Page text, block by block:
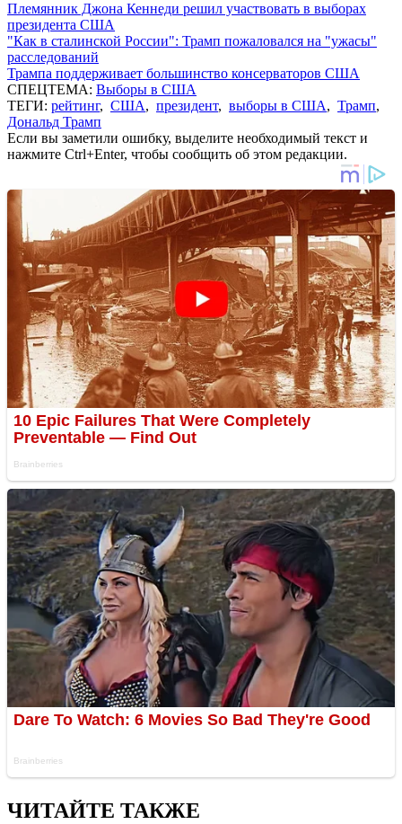
Племянник Джона Кеннеди решил участвовать в выборах
президента США
"Как в сталинской России": Трамп пожаловался на "ужасы"
расследований
Трампа поддерживает большинство консерваторов США
СПЕЦТЕМА: Выборы в США
ТЕГИ: рейтинг, США, президент, выборы в США, Трамп,
Дональд Трамп
Если вы заметили ошибку, выделите необходимый текст и
нажмите Ctrl+Enter, чтобы сообщить об этом редакции.
ЧИТАЙТЕ ТАКЖЕ